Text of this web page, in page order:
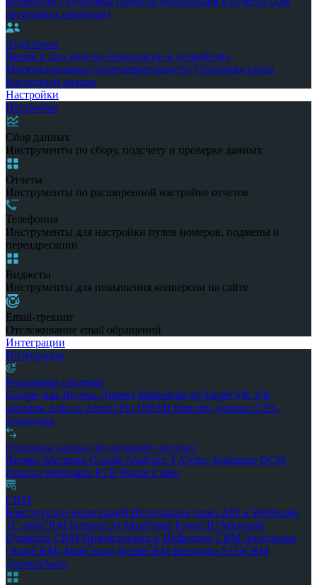
групповых проектов)
Аудитория
Время и дни недели Технологии и устройства
Многоканальные последовательности Страницы входа
Когортный анализ
Настройки
Настройки
Сбор данных
Инструменты по сбору, подсчету и проверке данных
Отчеты
Инструменты по расширенной настройке отчетов
Телефония
Инструменты для настройки пулов номеров, подмены и
переадресации
Виджеты
Инструменты для повышения конверсии на сайте
Email-трекинг
Отслеживание email обращений
Интеграции
Интеграции
Рекламные системы
Google Ads Яндекс.Директ Marketcall myTarget VK VK
реклама Auto.ru Авито Pro ЦИАН Импорт данных CPA-
площадки
Отправка данных во внешние системы
Яндекс.Метрика Google Analytics 4 Alytics Segmento DCM
DataGo Weborama RTB House Criteo
CRM
Конструктор интеграций Интеграции через API и Webhooks
1С amoCRM Битрикс24 MaxPosterPower BI Microsoft
Dynamics CRM Инфоклиника и Инфодент CRM Автодилер
(AutoCRM) МойСклад RetailCRM Renovatio STOCRM
ДалионАвто